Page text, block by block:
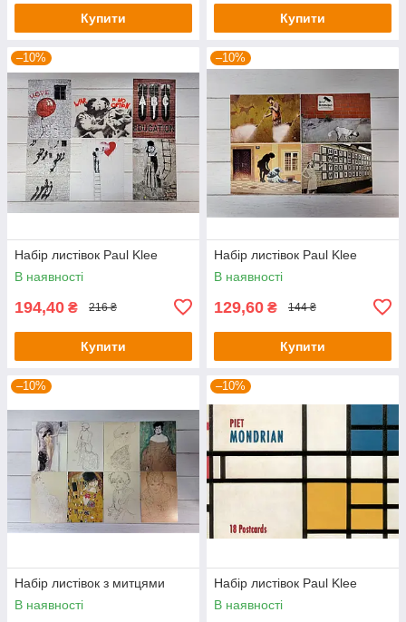
Купити Купити
–10%
Набір листівок Paul Klee
В наявності
194,40 ₴ 216 ₴
Купити
–10%
Набір листівок Paul Klee
В наявності
129,60 ₴ 144 ₴
Купити
–10%
Набір листівок з митцями
В наявності
–10%
Набір листівок Paul Klee
В наявності